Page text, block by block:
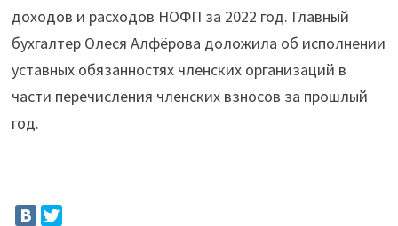
доходов и расходов НОФП за 2022 год. Главный
бухгалтер Олеся Алфёрова доложила об исполнении
уставных обязанностях членских организаций в
части перечисления членских взносов за прошлый
год.